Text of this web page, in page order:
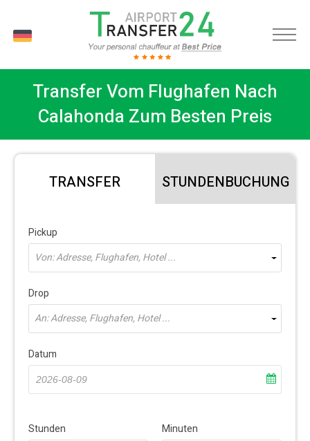
Transfer Vom Flughafen Nach
Calahonda Zum Besten Preis
TRANSFER STUNDENBUCHUNG
Pickup
Von: Adresse, Flughafen, Hotel ...
Drop
An: Adresse, Flughafen, Hotel ...
Datum
Stunden
Minuten